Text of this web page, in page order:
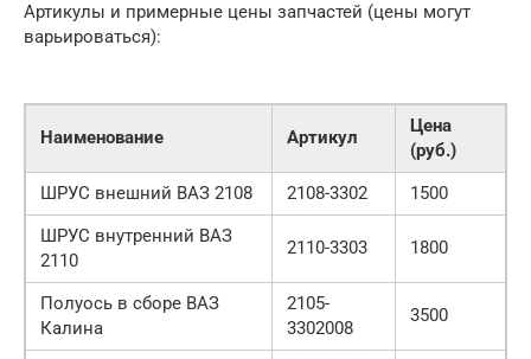
Артикулы и примерные цены запчастей (цены могут
варьироваться):
Наименование Артикул
Цена
(руб.)
ШРУС внешний ВАЗ 2108
2108-3302
1500
ШРУС внутренний ВАЗ
2110
2110-3303 1800
Полуось в сборе ВАЗ
Калина
2105-
3302008
3500